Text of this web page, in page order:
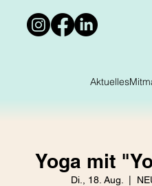
Aktuelles
Yoga mit
Di., 18. Aug.
  |